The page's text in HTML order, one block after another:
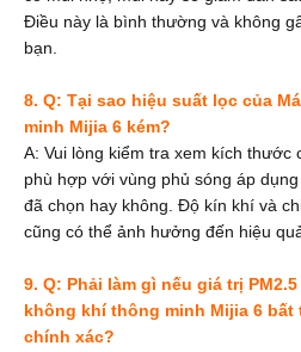
Điều này là bình thường và không
bạn.
8. Q: Tại sao hiệu suất lọc của
minh Mijia 6 kém?
A: Vui lòng kiểm tra xem kích
phù hợp với vùng phủ sóng áp
đã chọn hay không. Độ kín khí và
cũng có thể ảnh hưởng đến hiệu
9. Q: Phải làm gì nếu giá trị
không khí thông minh Mijia 6
chính xác?